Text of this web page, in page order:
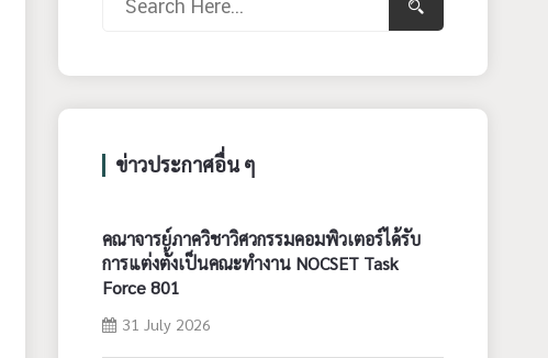
ข่าวประกาศอื่น ๆ
คณาจารย์ภาควิชาวิศวกรรมคอมพิวเตอร์ได้รับ
การแต่งตั้งเป็นคณะทำงาน NOCSET Task
Force 801
31 July 2026